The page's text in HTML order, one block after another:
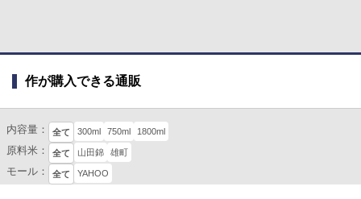
作が購入できる通販
内容量： 全て 300ml 750ml 1800ml
原料米： 全て 山田錦 雄町
モール： 全て YAHOO